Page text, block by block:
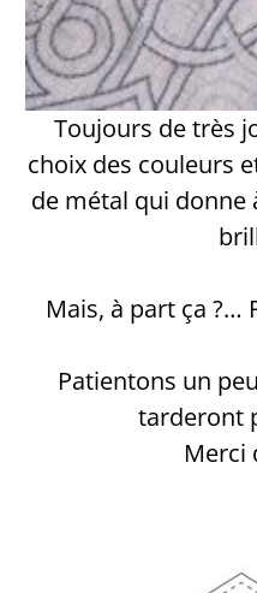
Toujours de très
choix des couleurs
de métal qui donne
Mais, à part ça ?…
Patientons un
tarderont
Merci